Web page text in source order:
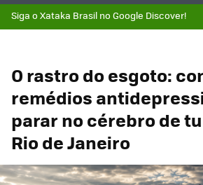
Siga o Xataka Brasil no Google Discover!
O rastro do esgoto:
remédios
parar no cérebro de
Rio de Janeiro